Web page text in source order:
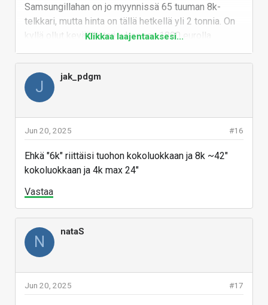
Samsungillahan on jo myynnissä 65 tuuman 8k-
telkkari, mutta hinta on tällä hetkellä yli 2 tonnia. On
kyllä ollut keväällä tarjouksessa 1800 eurolla.
Samsung 65" Neo QLED | Hinta.fi
Katso päivän paras tarjous. Samsung 65" Neo QLED
puolueettomassa hintavertailussa.
Vastaa
Klikkaa laajentaaksesi...
J
jak_pdgm
#16
Jun 20, 2025
Ehkä "6k" riittäisi tuohon kokoluokkaan ja 8k ~42"
kokoluokkaan ja 4k max 24"
Vastaa
N
nataS
#17
Jun 20, 2025